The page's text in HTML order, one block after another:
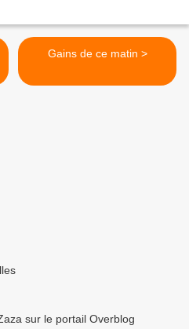
Gains de ce matin >
sur le portail Overblog